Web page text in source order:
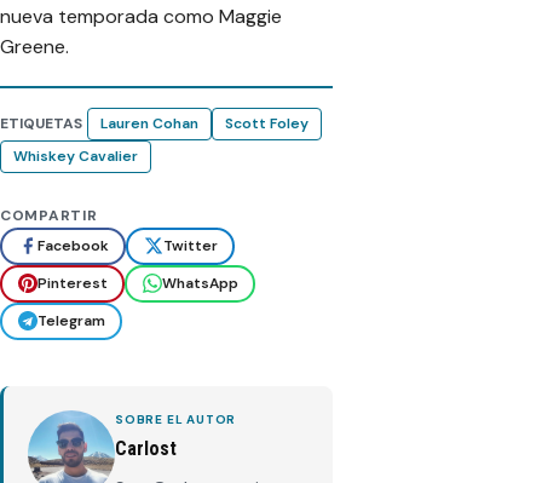
nueva temporada como Maggie
Greene.
ETIQUETAS Lauren Cohan
Scott Foley
Whiskey Cavalier
COMPARTIR
Facebook
Twitter
Pinterest
WhatsApp
Telegram
SOBRE EL AUTOR
Carlost